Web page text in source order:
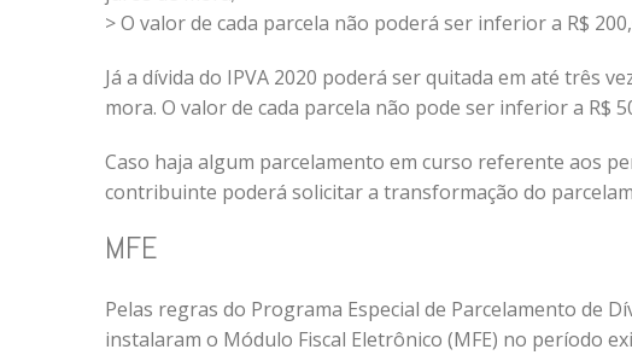
> O valor de cada parcela não poderá ser inferior a R$
Já a dívida do IPVA 2020 poderá ser quitada em até três
mora. O valor de cada parcela não pode ser inferior a R$
Caso haja algum parcelamento em curso referente aos
contribuinte poderá solicitar a transformação do
MFE
Pelas regras do Programa Especial de Parcelamento de
instalaram o Módulo Fiscal Eletrônico (MFE) no período